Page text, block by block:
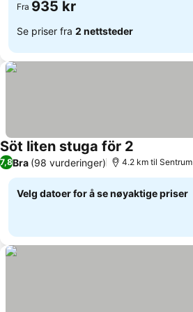
Fra 935 kr
Se priser fra 2 nettsteder
Söt liten stuga för 2
7,8Bra (98 vurderinger) 4.2 km til Sentrum
Velg datoer for å se nøyaktige priser